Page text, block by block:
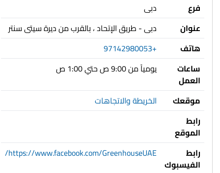
فرع
دبى
عنوان
دبى - طريق الإتحاد ، بالقرب من ديرة سيتى سنتر
هاتف
+97142980053
ساعات
العمل
يومياً من 9:00 ص حتي 1:00 ص
موقعك
الخريطة والاتجاهات
رابط
الموقع
رابط
الفيسبوك
https://www.facebook.com/GreenhouseUAE/